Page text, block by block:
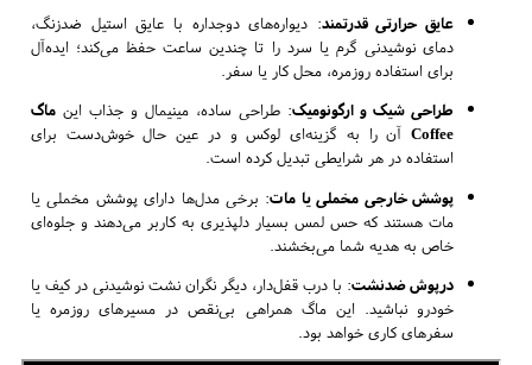
عایق حرارتی قدرتمند: دیواره‌های دوجداره با عایق استیل ضدزنگ،
دمای نوشیدنی گرم یا سرد را تا چندین ساعت حفظ می‌کند؛ ایده‌آل
برای استفاده روزمره، محل کار یا سفر.
طراحی شیک و ارگونومیک: طراحی ساده، مینیمال و جذاب اینماگ
Coffeeآن را به گزینه‌ای لوکس و در عین حال خوش‌دست برای
استفاده در هر شرایطی تبدیل کرده است.
پوشش خارجی مخملی یا مات: برخی مدل‌ها دارای پوشش مخملی یا
مات هستند که حس لمس بسیار دلپذیری به کاربر می‌دهند و جلوه‌ای
خاص به هدیه شما می‌بخشند.
درپوش ضدنشت: با درب قفل‌دار، دیگر نگران نشت نوشیدنی در کیف یا
خودرو نباشید. این ماگ همراهی بی‌نقص در مسیرهای روزمره یا
سفرهای کاری خواهد بود.